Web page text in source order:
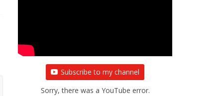
Subscribe to my channel
Sorry, there was a YouTube error.